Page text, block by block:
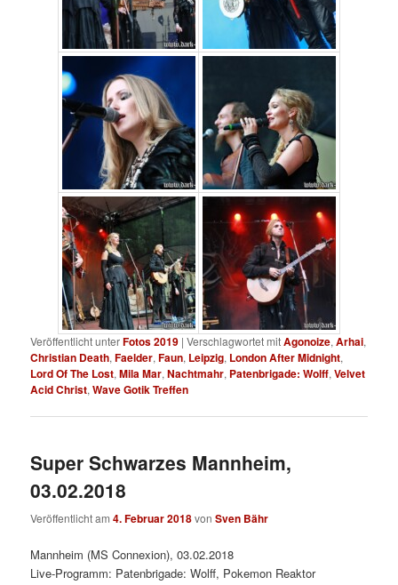
Veröffentlicht unterFotos 2019 |Verschlagwortet mitAgonoize,Arhai,
Christian Death,Faelder,Faun, Leipzig, London After Midnight,
Lord Of The Lost,Mila Mar,Nachtmahr, Patenbrigade: Wolff,Velvet
Acid Christ,Wave Gotik Treffen
Super Schwarzes Mannheim,
03.02.2018
Veröffentlicht am4. Februar 2018vonSven Bähr
Mannheim (MS Connexion), 03.02.2018
Live-Programm: Patenbrigade: Wolff, Pokemon Reaktor